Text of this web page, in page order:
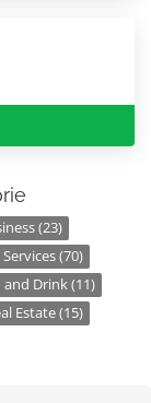
(23)
Services (70)
and Drink (11)
Estate (15)